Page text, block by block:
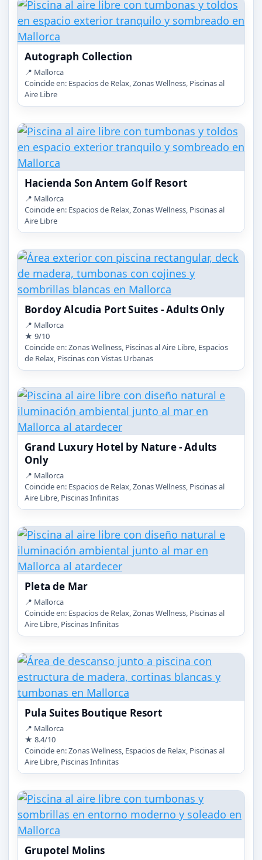
Autograph Collection
📍 Mallorca
Coincide en: Espacios de Relax, Zonas Wellness, Piscinas al
Aire Libre
Hacienda Son Antem Golf Resort
📍 Mallorca
Coincide en: Espacios de Relax, Zonas Wellness, Piscinas al
Aire Libre
Bordoy Alcudia Port Suites - Adults Only
📍 Mallorca
★ 9/10
Coincide en: Zonas Wellness, Piscinas al Aire Libre, Espacios
de Relax, Piscinas con Vistas Urbanas
Grand Luxury Hotel by Nature - Adults
Only
📍 Mallorca
Coincide en: Espacios de Relax, Zonas Wellness, Piscinas al
Aire Libre, Piscinas Infinitas
Pleta de Mar
📍 Mallorca
Coincide en: Espacios de Relax, Zonas Wellness, Piscinas al
Aire Libre, Piscinas Infinitas
Pula Suites Boutique Resort
📍 Mallorca
★ 8.4/10
Coincide en: Zonas Wellness, Espacios de Relax, Piscinas al
Aire Libre, Piscinas Infinitas
Grupotel Molins